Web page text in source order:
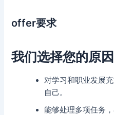
offer要求
我们选择您的原
对学习和职业发展
自己。
能够处理多项任务